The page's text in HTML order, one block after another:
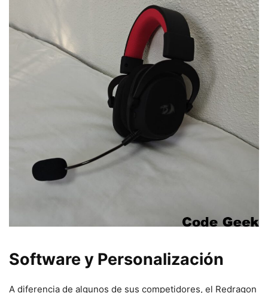
Software y Personalización
A diferencia de algunos de sus competidores, el Redragon